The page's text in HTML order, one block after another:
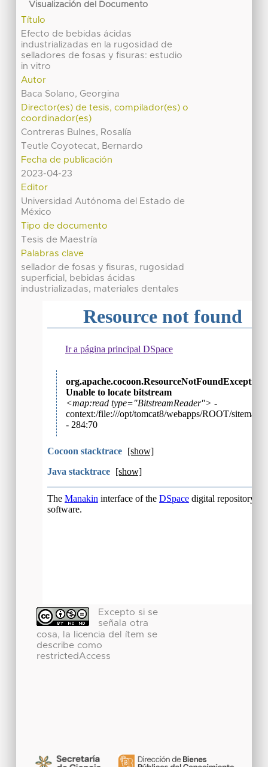
Visualización del Documento
Título
Efecto de bebidas ácidas
industrializadas en la rugosidad de
selladores de fosas y fisuras: estudio
in vitro
Autor
Baca Solano, Georgina
Director(es) de tesis, compilador(es) o
coordinador(es)
Contreras Bulnes, Rosalía
Teutle Coyotecat, Bernardo
Fecha de publicación
2023-04-23
Editor
Universidad Autónoma del Estado de
México
Tipo de documento
Tesis de Maestría
Palabras clave
sellador de fosas y fisuras, rugosidad
superficial, bebidas ácidas
industrializadas, materiales dentales
Excepto si se
señala otra
cosa, la licencia del ítem se
describe como
restrictedAccess